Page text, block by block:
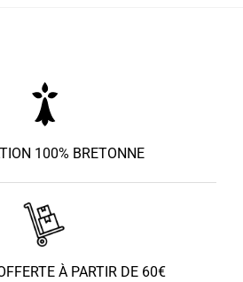
100% BRETONNE
À PARTIR DE 60€